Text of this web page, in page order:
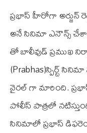
ప్రభాస్ హీరోగా అర్జున్
అనే సినిమా ఎనౌన్స్
తో బాలీవుడ్ ప్రముఖ
(Prabhas)స్పిర్ట్
వైరల్ గా మారింది.
పోలీస్ పాత్రలో
సినిమాలో ప్రభాస్